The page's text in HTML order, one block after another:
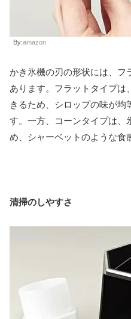
By:amazon
かき氷機の刃の形状には、フ
あります。フラットタイプは
きるため、シロップの味が均
す。一方、コーンタイプは、
め、シャーベットのような食
清掃のしやすさ